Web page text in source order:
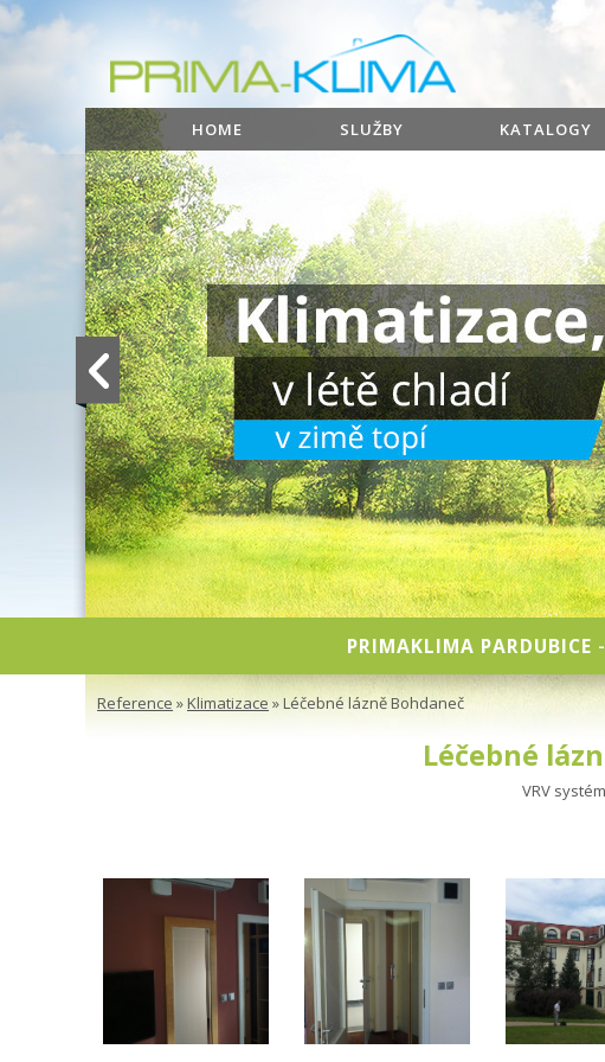
HOME SLUŽBY KATALOGY
PRIMAKLIMA PARDUBICE
Reference » Klimatizace » Léčebné lázně Bohdaneč
Léčebné
VRV